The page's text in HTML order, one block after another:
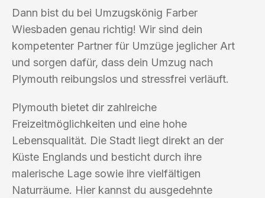
Dann bist du bei Umzugskönig Farber
Wiesbaden genau richtig! Wir sind dein
kompetenter Partner für Umzüge jeglicher Art
und sorgen dafür, dass dein Umzug nach
Plymouth reibungslos und stressfrei verläuft.
Plymouth bietet dir zahlreiche
Freizeitmöglichkeiten und eine hohe
Lebensqualität. Die Stadt liegt direkt an der
Küste Englands und besticht durch ihre
malerische Lage sowie ihre vielfältigen
Naturräume. Hier kannst du ausgedehnte